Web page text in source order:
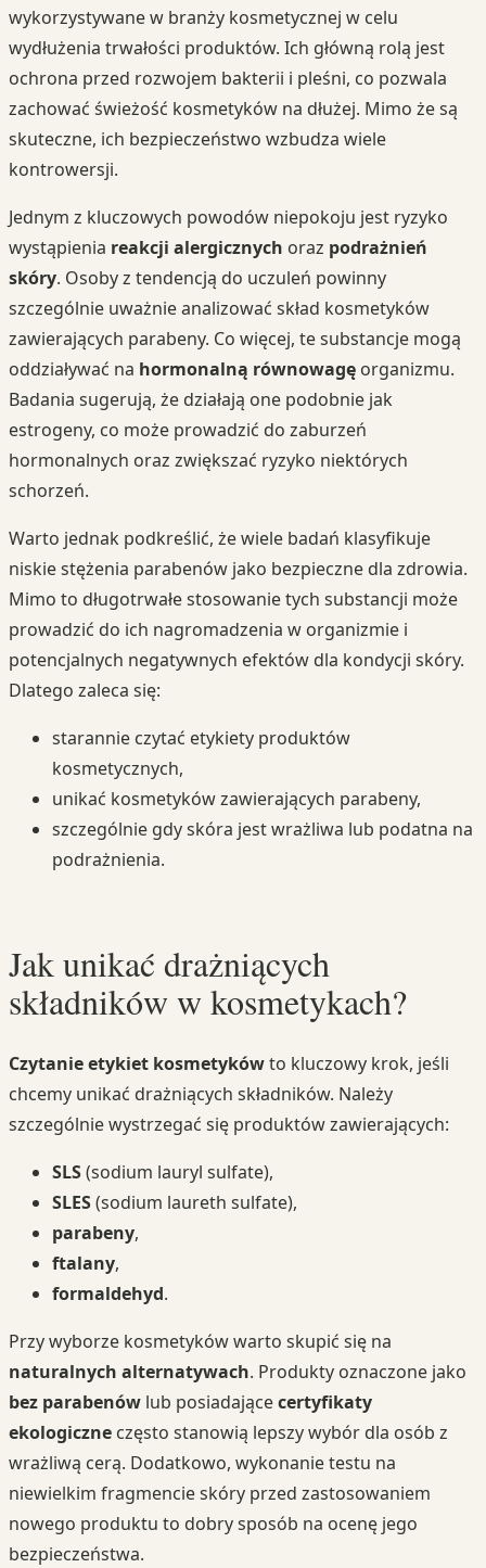
wykorzystywane w branży kosmetycznej w celu
wydłużenia trwałości produktów. Ich główną rolą jest
ochrona przed rozwojem bakterii i pleśni, co pozwala
zachować świeżość kosmetyków na dłużej. Mimo że są
skuteczne, ich bezpieczeństwo wzbudza wiele
kontrowersji.
Jednym z kluczowych powodów niepokoju jest ryzyko
wystąpienia reakcji alergicznych oraz podrażnień
skóry. Osoby z tendencją do uczuleń powinny
szczególnie uważnie analizować skład kosmetyków
zawierających parabeny. Co więcej, te substancje mogą
oddziaływać na hormonalną równowagę organizmu.
Badania sugerują, że działają one podobnie jak
estrogeny, co może prowadzić do zaburzeń
hormonalnych oraz zwiększać ryzyko niektórych
schorzeń.
Warto jednak podkreślić, że wiele badań klasyfikuje
niskie stężenia parabenów jako bezpieczne dla zdrowia.
Mimo to długotrwałe stosowanie tych substancji może
prowadzić do ich nagromadzenia w organizmie i
potencjalnych negatywnych efektów dla kondycji skóry.
Dlatego zaleca się:
starannie czytać etykiety produktów
kosmetycznych,
unikać kosmetyków zawierających parabeny,
szczególnie gdy skóra jest wrażliwa lub podatna na
podrażnienia.
Jak unikać drażniących
składników w kosmetykach?
Czytanie etykiet kosmetykówto kluczowy krok, jeśli
chcemy unikać drażniących składników. Należy
szczególnie wystrzegać się produktów zawierających:
SLS(sodium lauryl sulfate),
SLES(sodium laureth sulfate),
parabeny,
ftalany,
formaldehyd.
Przy wyborze kosmetyków warto skupić się na
naturalnych alternatywach. Produkty oznaczone jako
bez parabenów lub posiadającecertyfikaty
ekologiczne często stanowią lepszy wybór dla osób z
wrażliwą cerą. Dodatkowo, wykonanie testu na
niewielkim fragmencie skóry przed zastosowaniem
nowego produktu to dobry sposób na ocenę jego
bezpieczeństwa.